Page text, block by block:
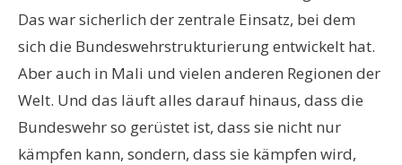
Das war sicherlich der zentrale Einsatz, bei dem
sich die Bundeswehrstrukturierung entwickelt hat.
Aber auch in Mali und vielen anderen Regionen der
Welt. Und das läuft alles darauf hinaus, dass die
Bundeswehr so gerüstet ist, dass sie nicht nur
kämpfen kann, sondern, dass sie kämpfen wird,